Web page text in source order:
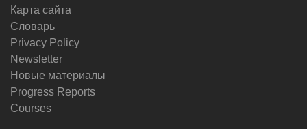
Карта сайта
Словарь
Privacy Policy
Newsletter
Новые материалы
Progress Reports
Courses